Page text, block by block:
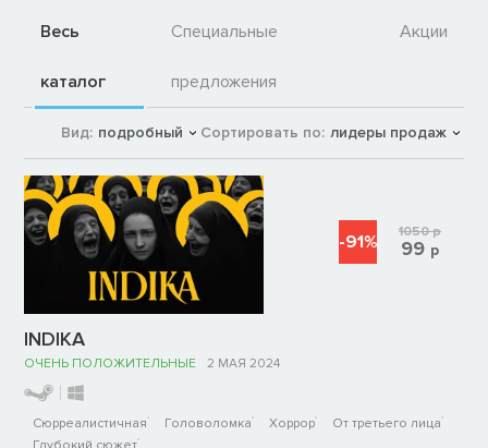
Весь
каталог
Специальные
предложения
Акции
Вид: подробный Сортировать по: лидеры продаж
INDIKA
ОЧЕНЬ ПОЛОЖИТЕЛЬНЫЕ 2 МАЯ 2024
Сюрреалистичная Головоломка Хоррор
От третьего лица
-91% 1050р
99 р